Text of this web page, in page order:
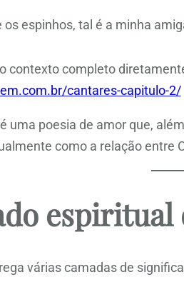
os espinhos, tal é a minha
contexto completo
cantares-capitulo-2/
uma poesia de amor que,
como a relação entre
espiritual
várias camadas de